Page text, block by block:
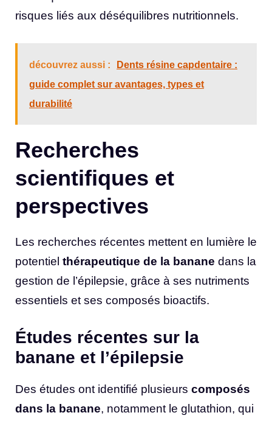
risques liés aux déséquilibres nutritionnels.
découvrez aussi :
Dents résine capdentaire :
guide complet sur avantages, types et
durabilité
Recherches
scientifiques et
perspectives
Les recherches récentes mettent en lumière le
potentiel thérapeutique de la banane dans la
gestion de l’épilepsie, grâce à ses nutriments
essentiels et ses composés bioactifs.
Études récentes sur la
banane et l’épilepsie
Des études ont identifié plusieurs composés
dans la banane, notamment le glutathion, qui